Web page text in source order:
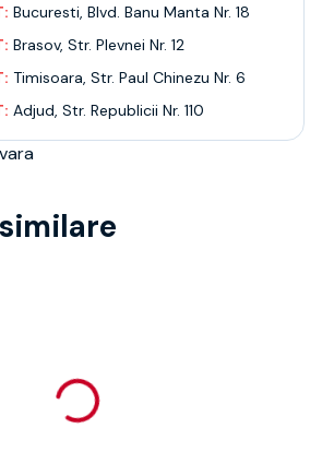
Bucuresti, Blvd. Banu Manta Nr. 18
Brasov, Str. Plevnei Nr. 12
Timisoara, Str. Paul Chinezu Nr. 6
Adjud, Str. Republicii Nr. 110